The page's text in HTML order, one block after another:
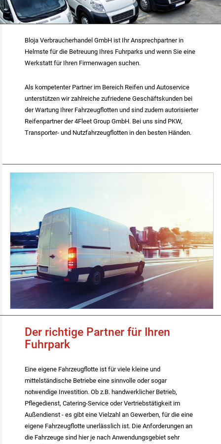
Bloja Verbraucherhandel GmbH ist Ihr Ansprechpartner in
Helmste für die Betreuung Ihres Fuhrparks und wenn Sie eine
Werkstatt für Ihren Firmenwagen suchen.
Als kompetenter Partner im Bereich Reifen und Autoservice
unterstützen wir zahlreiche zufriedene Geschäftskunden bei
der Wartung Ihrer Fahrzeugflotten und sind zudem autorisierter
Reifenpartner der 4Fleet Group GmbH. Bei uns sind PKW,
Transporter- und Nutzfahrzeugflotten in den besten Händen.
Der richtige Partner für Ihren
Fuhrpark
Eine eigene Fahrzeugflotte ist für viele kleine und
mittelständische Betriebe eine sinnvolle oder sogar
notwendige Investition. Ob z.B. handwerklicher Betrieb,
Pflegedienst, Catering-Service oder Vertriebstätigkeit im
Außendienst - es gibt eine Vielzahl an Gewerben, für die eine
eigene Fahrzeugflotte unerlässlich ist. Die Anforderungen an
die Fahrzeuge sind hier je nach Anwendungsgebiet sehr